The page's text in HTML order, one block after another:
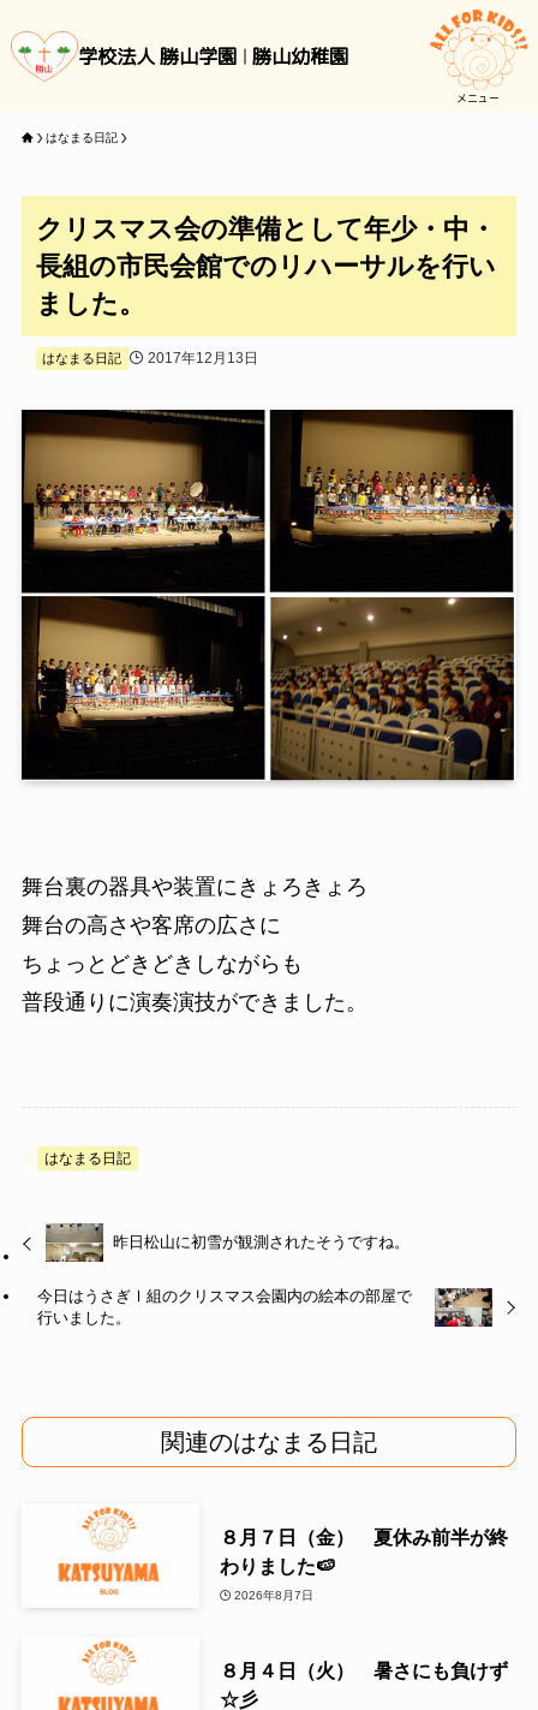
学校法人 勝山学園 勝山幼稚園
メニュー
はなまる日記
クリスマス会の準備として年少・中・
長組の市民会館でのリハーサルを行い
ました。
はなまる日記 2017年12月13日
舞台裏の器具や装置にきょろきょろ
舞台の高さや客席の広さに
ちょっとどきどきしながらも
普段通りに演奏演技ができました。
はなまる日記
昨日松山に初雪が観測されたそうですね。
今日はうさぎⅠ組のクリスマス会園内の絵本の部屋で
行いました。
関連のはなまる日記
８月７日（金） 夏休み前半が終
わりました🍉
2026年8月7日
８月４日（火） 暑さにも負けず
☆彡